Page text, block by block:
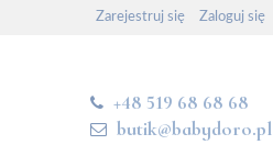
Zarejestruj się Zaloguj się
+48 519 68 68 68
butik@babydoro.pl